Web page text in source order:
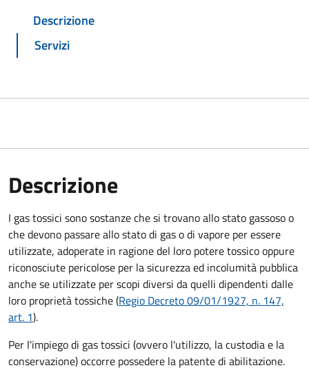
Descrizione
Servizi
Descrizione
I gas tossici sono sostanze che si trovano allo stato gassoso o
che devono passare allo stato di gas o di vapore per essere
utilizzate, adoperate in ragione del loro potere tossico oppure
riconosciute pericolose per la sicurezza ed incolumità pubblica
anche se utilizzate per scopi diversi da quelli dipendenti dalle
loro proprietà tossiche (Regio Decreto 09/01/1927, n. 147,
art. 1).
Per l'impiego di gas tossici (ovvero l'utilizzo, la custodia e la
conservazione) occorre possedere la patente di abilitazione.